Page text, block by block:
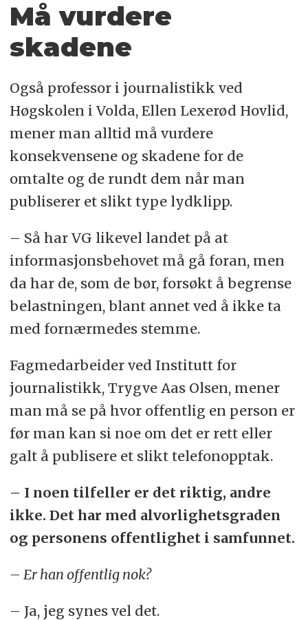
Må vurdere
skadene
Også professor i journalistikk ved
Høgskolen i Volda, Ellen Lexerød Hovlid,
mener man alltid må vurdere
konsekvensene og skadene for de
omtalte og de rundt dem når man
publiserer et slikt type lydklipp.
– Så har VG likevel landet på at
informasjonsbehovet må gå foran, men
da har de, som de bør, forsøkt å begrense
belastningen, blant annet ved å ikke ta
med fornærmedes stemme.
Fagmedarbeider ved Institutt for
journalistikk, Trygve Aas Olsen, mener
man må se på hvor offentlig en person er
før man kan si noe om det er rett eller
galt å publisere et slikt telefonopptak.
– I noen tilfeller er det riktig, andre
ikke. Det har med alvorlighetsgraden
og personens offentlighet i samfunnet.
– Er han offentlig nok?
– Ja, jeg synes vel det.